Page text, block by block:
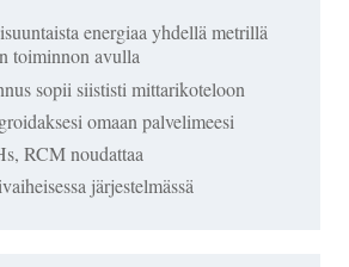
energiaa yhdellä metrillä
toiminnon avulla
sopii siististi mittarikoteloon
omaan palvelimeesi
RCM noudattaa
järjestelmässä